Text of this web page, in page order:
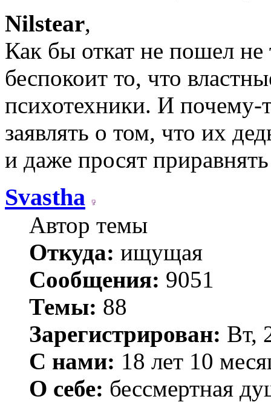
Nilstear,
Как бы откат не пошел
беспокоит то, что
психотехники. И почему-
заявлять о том, что их
и даже просят
Svastha
Автор темы
Откуда: ищущая
Сообщения: 9051
Темы: 88
Зарегистрирован: Вт,
С нами: 18 лет 10
О себе: бессмертная